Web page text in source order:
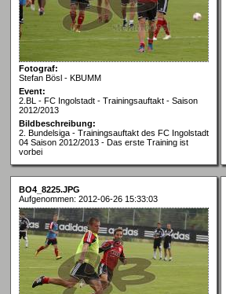
Fotograf:
Stefan Bösl - KBUMM
Event:
2.BL - FC Ingolstadt - Trainingsauftakt - Saison
2012/2013
Bildbeschreibung:
2. Bundelsiga - Trainingsauftakt des FC Ingolstadt
04 Saison 2012/2013 - Das erste Training ist
vorbei
BO4_8225.JPG
Aufgenommen: 2012-06-26 15:33:03